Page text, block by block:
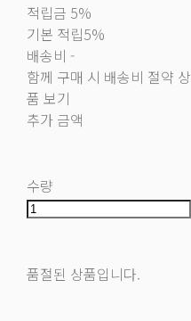
적립금 5%
기본 적립5%
배송비 -
함께 구매 시 배송비 절약 상
품 보기
추가 금액
수량
품절된 상품입니다.